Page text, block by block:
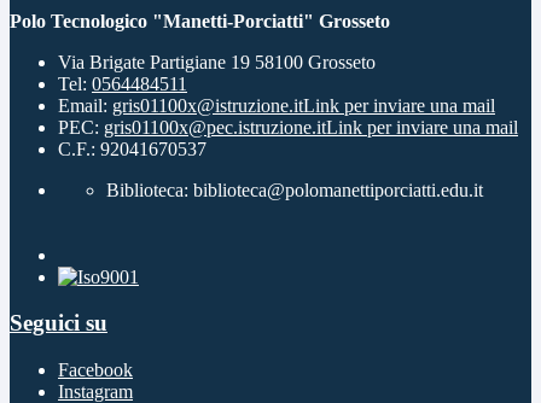
Polo Tecnologico "Manetti-Porciatti" Grosseto
Via Brigate Partigiane 19 58100 Grosseto
Tel: 0564484511
Email: gris01100x@istruzione.itLink per inviare una mail
PEC: gris01100x@pec.istruzione.itLink per inviare una mail
C.F.: 92041670537
Biblioteca: biblioteca@polomanettiporciatti.edu.it
Seguici su
Facebook
Instagram